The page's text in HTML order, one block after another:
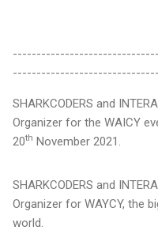
-------------------------------
SHARKCODERS and
Organizer for the WAICY
20th November 2021.
SHARKCODERS and
Organizer for WAYCY, the
world.